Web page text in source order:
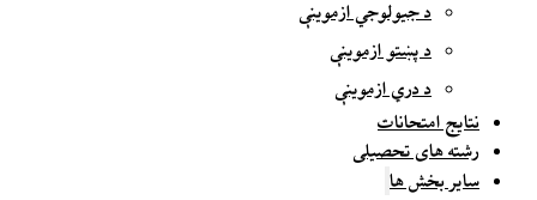
د جیولوجي ازموینې
د پښتو ازموینې
د دري ازموینې
نتایج امتحانات
رشته های تحصیلی
سایر بخش ها